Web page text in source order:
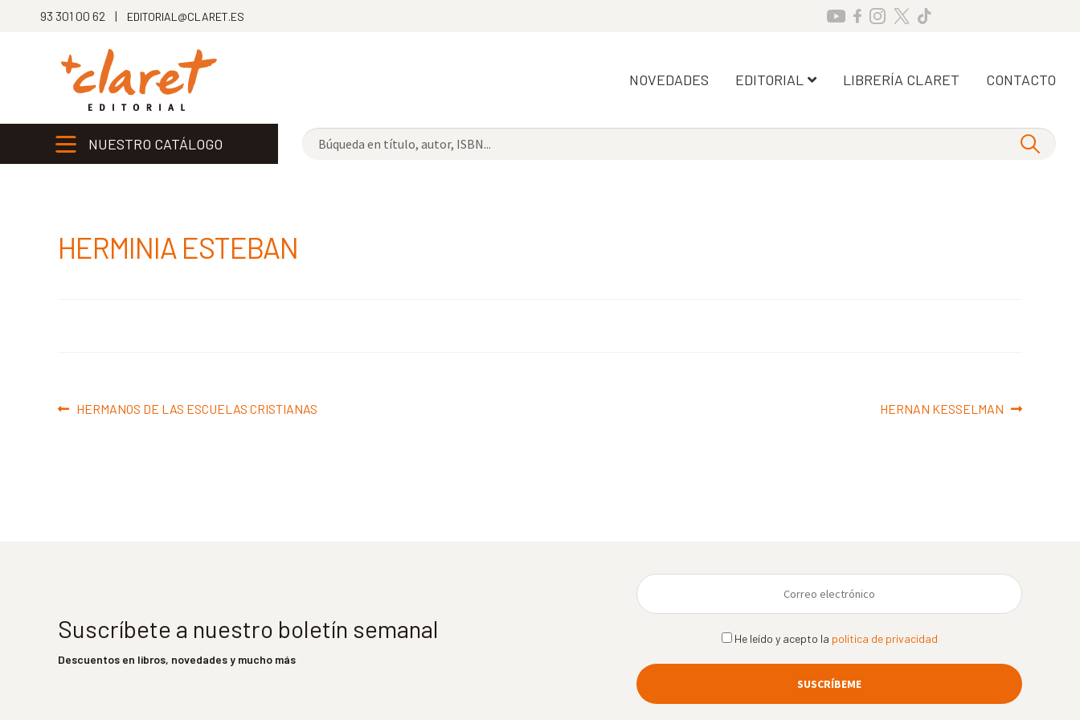
93 301 00 62 | EDITORIAL@CLARET.ES
NOVEDADES EDITORIAL LIBRERÍA CLARET CONTACTO
NUESTRO CATÁLOGO
HERMINIA ESTEBAN
Navegación
Anterior:
HERMANOS DE LAS ESCUELAS CRISTIANAS Siguiente:
HERNAN KESSELMAN
Suscríbete a nuestro boletín semanal
Descuentos en libros, novedades y mucho más
He leído y acepto la política de privacidad